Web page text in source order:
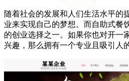
随着社会的发展和人们生活水平的
业来实现自己的梦想。而自助式餐
的创业选择之一。如果你也对开一
兴趣，那么拥有一个专业且吸引人